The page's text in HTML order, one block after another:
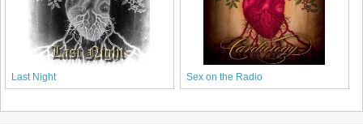
Last Night Sex on the Radio